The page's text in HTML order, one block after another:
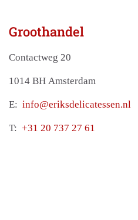
Groothandel
Contactweg 20
1014 BH Amsterdam
E: info@eriksdelicatessen.nl
T: +31 20 737 27 61